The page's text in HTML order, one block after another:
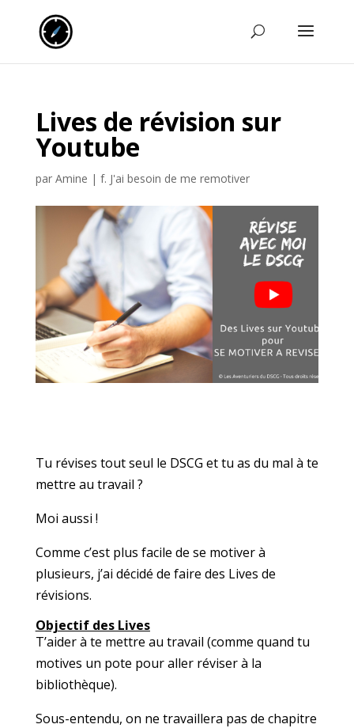
Lives de révision sur
Youtube
par Amine | f. J'ai besoin de me remotiver
Tu révises tout seul le DSCG et tu as du mal à te
mettre au travail ?
Moi aussi !
Comme c’est plus facile de se motiver à
plusieurs, j’ai décidé de faire des Lives de
révisions.
Objectif des Lives
T’aider à te mettre au travail (comme quand tu
motives un pote pour aller réviser à la
bibliothèque).
Sous-entendu, on ne travaillera pas de chapitre